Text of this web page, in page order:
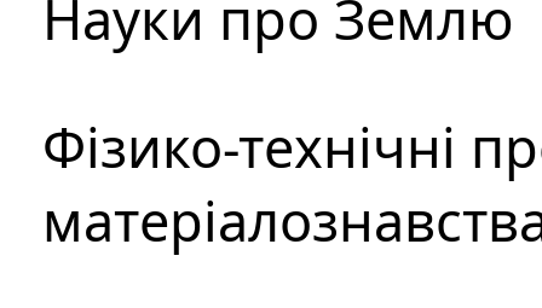
Науки про Землю
Фізико-технічні